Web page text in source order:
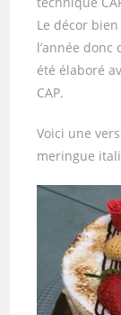
Le décor
l’année donc
été élaboré
CAP.
Voici une
meringue